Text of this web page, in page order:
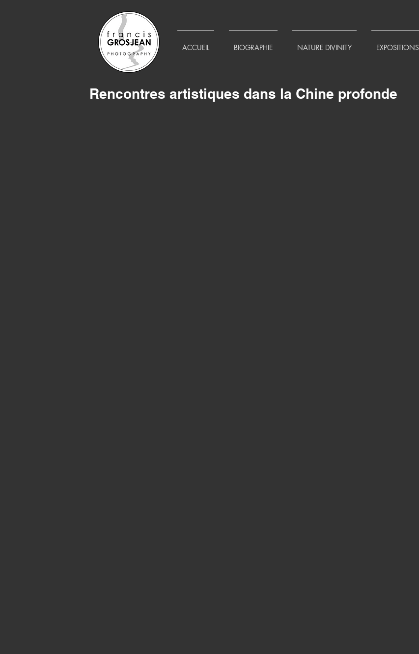
ACCUEIL BIOGRAPHIE NATURE DIVINITY EXPOSITIONS
Rencontres artistiques dans la Chine profonde